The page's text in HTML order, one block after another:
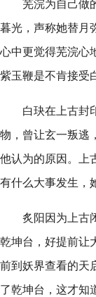
芜浣为自己做
暮光，声称她替月
心中更觉得芜浣心
紫玉鞭是不肯接受
白玦在上古封
物，曾让玄一叛逃
他认为的原因。上
有什么大事发生，
炙阳因为上古
乾坤台，好提前让
前到妖界查看的天
了乾坤台，这才知